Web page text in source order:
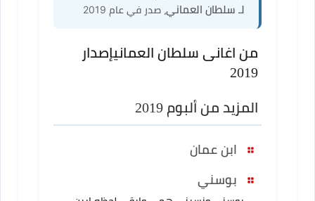
لـ سلطان العماني ، صدر في عام 2019
من اغانى سلطان العمانيإصدار
2019
المزيد من ألبوم 2019
ابن عمان
بوسني